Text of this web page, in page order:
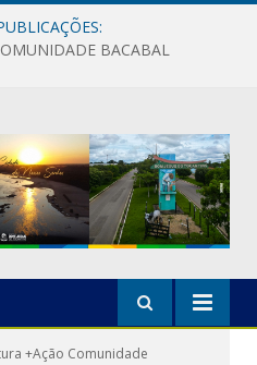
BACABAL
+Ação Comunidade